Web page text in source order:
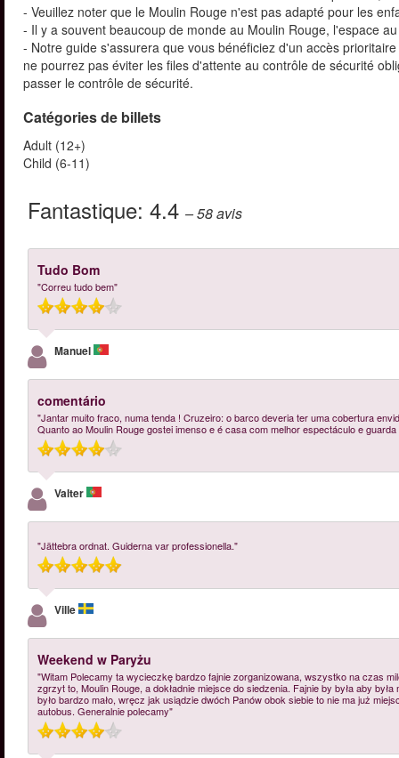
- Veuillez noter que le Moulin Rouge n'est pas adapté pour les
- Il y a souvent beaucoup de monde au Moulin Rouge, l'espace
- Notre guide s'assurera que vous bénéficiez d'un accès
ne pourrez pas éviter les files d'attente au contrôle de sécurité
passer le contrôle de sécurité.
Catégories de billets
Adult (12+)
Child (6-11)
Fantastique: 4.4 – 58avis
Tudo Bom
"Correu tudo bem"
Manuel
comentário
"Jantar muito fraco, numa tenda ! Cruzeiro: o barco deveria ter uma cobertura
Quanto ao Moulin Rouge gostei imenso e é casa com melhor espectáculo e
Valter
"Jättebra ordnat. Guiderna var professionella."
Ville
Weekend w Paryżu
"Witam Polecamy ta wycieczkę bardzo fajnie zorganizowana, wszystko na czas
zgrzyt to, Moulin Rouge, a dokładnie miejsce do siedzenia. Fajnie by była aby
było bardzo mało, wręcz jak usiądzie dwóch Panów obok siebie to nie ma już
autobus. Generalnie polecamy"